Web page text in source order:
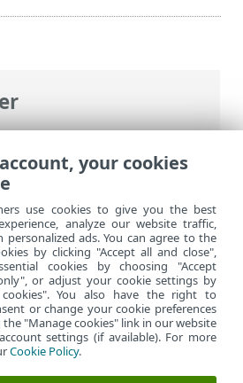
>ESET Security
med ESET Security
your cookies
use cookies to give you the best
analyze our website traffic,
ads. You can agree to the
by clicking "Accept all and close",
cookies by choosing "Accept
or adjust your cookie settings by
cookies". You also have the right to
or change your cookie preferences
"Manage cookies" link in our website
settings (if available). For more
Cookie Policy.